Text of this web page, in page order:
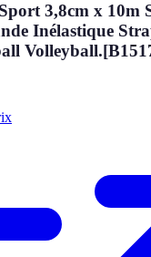
3,8cm x 10m
Inélastique